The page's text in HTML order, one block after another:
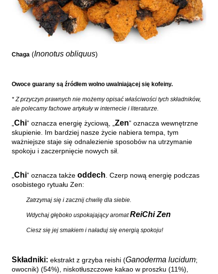
Chaga (Inonotus obliquus)
Owoce guarany są źródłem wolno uwalniającej się kofeiny.
* Z przyczyn prawnych nie możemy opisać właściwości tych składników,
ale polecamy fachowe artykuły w internecie i literaturze.
Chi” oznacza energię życiową, „ Zen” oznacza wewnętrzne
skupienie. Im bardziej nasze życie nabiera tempa, tym
ważniejsze staje się odnalezienie sposobów na utrzymanie
spokoju i zaczerpnięcie nowych sił.
Chi” oznacza także oddech . Czerp nową energię podczas
osobistego rytuału Zen:
Zatrzymaj się i zacznij chwilę dla siebie.
Wdychaj głęboko uspokajający aromatReiChi Zen
Ciesz się jej smakiem i naładuj się energią spokoju!
Składniki: ekstrakt z grzyba reishi (Ganoderma lucidum;
owocnik) (54%), niskotłuszczowe kakao w proszku (11%),